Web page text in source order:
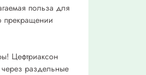
польза для
прекращении
Цефтриаксон
раздельные